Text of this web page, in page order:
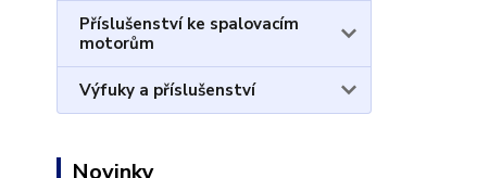
Příslušenství ke spalovacím
motorům
Výfuky a příslušenství
Novinky